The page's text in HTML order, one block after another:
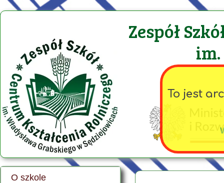
To jest
Zespół
O szkole
Historia szkoły